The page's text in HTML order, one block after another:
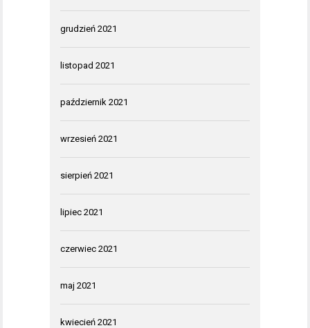
grudzień 2021
listopad 2021
październik 2021
wrzesień 2021
sierpień 2021
lipiec 2021
czerwiec 2021
maj 2021
kwiecień 2021